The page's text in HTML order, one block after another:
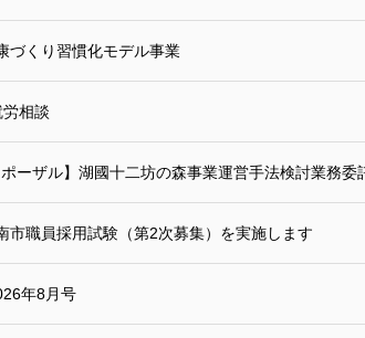
づくり習慣化モデル事業
相談
ポーザル】湖國十二坊の森事業運営手法検討業務委
市職員採用試験（第2次募集）を実施します
年8月号